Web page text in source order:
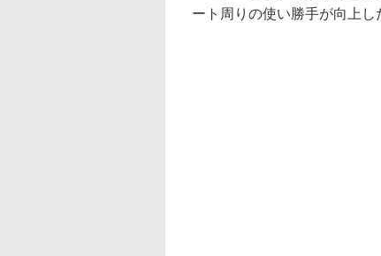
ート周りの使い勝手が向上し